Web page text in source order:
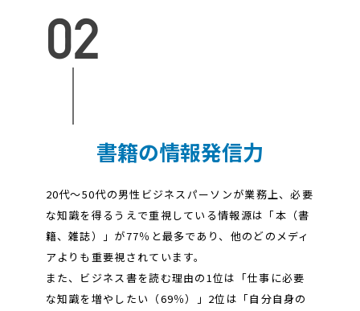
書籍の情報発信力
20代～50代の男性ビジネスパーソンが業務上、必要
な知識を得るうえで重視している情報源は「本（書
籍、雑誌）」が77％と最多であり、他のどのメディ
アよりも重要視されています。
また、ビジネス書を読む理由の1位は「仕事に必要
な知識を増やしたい（69％）」2位は「自分自身の